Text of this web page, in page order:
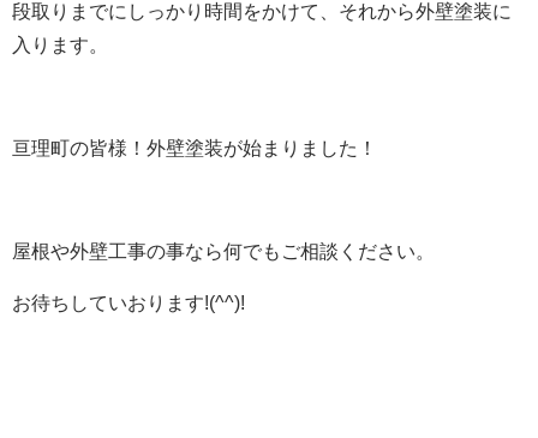
段取りまでにしっかり時間をかけて、それから外壁塗装に
入ります。
亘理町の皆様！外壁塗装が始まりました！
屋根や外壁工事の事なら何でもご相談ください。
お待ちしていおります!(^^)!